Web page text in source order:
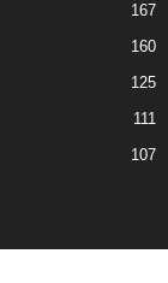
167
160
125
111
107